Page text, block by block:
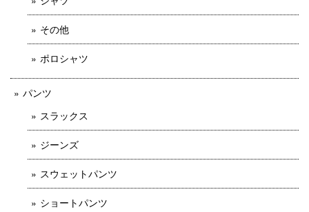
その他
ポロシャツ
パンツ
スラックス
ジーンズ
スウェットパンツ
ショートパンツ